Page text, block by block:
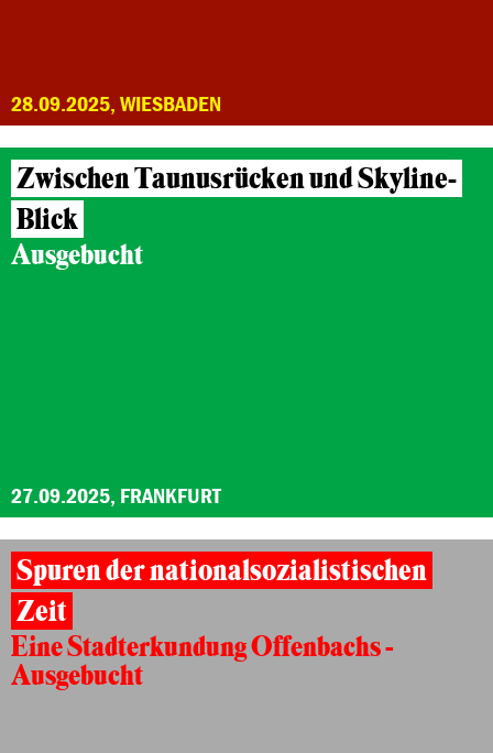
28.09.2025, WIESBADEN
Zwischen Taunusrücken und Skyline-
Blick
Ausgebucht
27.09.2025, FRANKFURT
Spuren der nationalsozialistischen
Zeit
Eine Stadterkundung Offenbachs -
Ausgebucht